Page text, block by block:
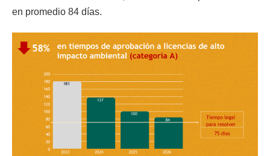
en promedio 84 días.